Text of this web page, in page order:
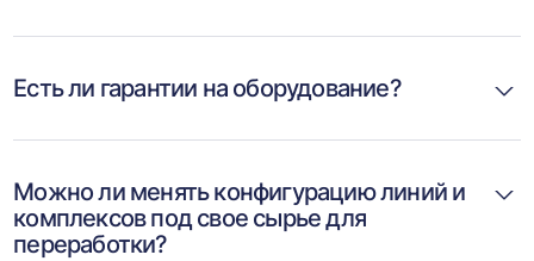
Есть ли гарантии на оборудование?
Можно ли менять конфигурацию линий и
комплексов под свое сырье для
переработки?